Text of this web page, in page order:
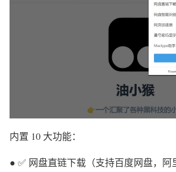
内置 10 大功能：
● ✅ 网盘直链下载（支持百度网盘，阿